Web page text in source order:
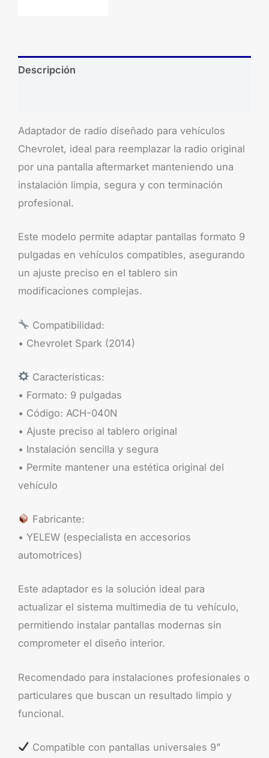
Descripción
Adaptador de radio diseñado para vehículos
Chevrolet, ideal para reemplazar la radio original
por una pantalla aftermarket manteniendo una
instalación limpia, segura y con terminación
profesional.
Este modelo permite adaptar pantallas formato 9
pulgadas en vehículos compatibles, asegurando
un ajuste preciso en el tablero sin
modificaciones complejas.
Compatibilidad:
• Chevrolet Spark (2014)
Características:
• Formato: 9 pulgadas
• Código: ACH-040N
• Ajuste preciso al tablero original
• Instalación sencilla y segura
• Permite mantener una estética original del
vehículo
Fabricante:
• YELEW (especialista en accesorios
automotrices)
Este adaptador es la solución ideal para
actualizar el sistema multimedia de tu vehículo,
permitiendo instalar pantallas modernas sin
comprometer el diseño interior.
Recomendado para instalaciones profesionales o
particulares que buscan un resultado limpio y
funcional.
Compatible con pantallas universales 9”